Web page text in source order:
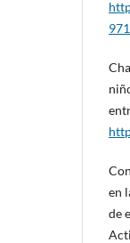
en
de